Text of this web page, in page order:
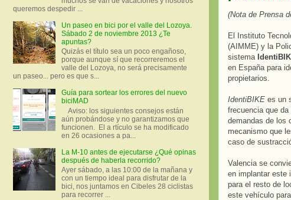
(Nota de Prensa
El Instituto
(AIMME) y la
sistema
en España para
propietarios.
IdentiBIKE es un
frecuencia que
demandas de los
mecanismo que
caso de
Valencia se
en implantar este
para el resto de
este vehículo
queremos despedir ...
Un paseo en bici por el valle del Lozoya.
Sábado 2 de noviembre 2013 ¿Te
apuntas?
Quizás el título sea un poco engañoso,
porque aunque sí que recorreremos el
valle del Lozoya, no será precisamente
un paseo... pero es que s...
Guía para sortear los errores del nuevo
biciMAD
Aviso: los siguientes consejos están
aún probándose y no garantizamos que
funcionen. El a rtículo se ha modificado
en 26 ocasiones a pa...
La M-10 antes de ejecutarse ¿Qué opinas
después de haberla recorrido?
Ayer sábado, a las 10:00 de la mañana y
con un tiempo ideal para disfrutar de la
bici, nos juntamos en Cibeles 28 ciclistas
para recorrer ...